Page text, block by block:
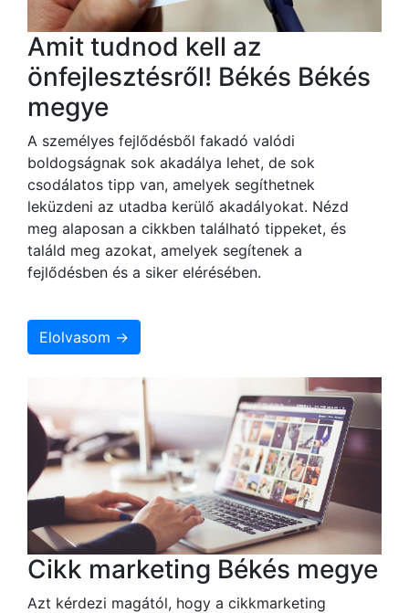
Amit tudnod kell az
önfejlesztésről! Békés Békés
megye
A személyes fejlődésből fakadó valódi
boldogságnak sok akadálya lehet, de sok
csodálatos tipp van, amelyek segíthetnek
leküzdeni az utadba kerülő akadályokat. Nézd
meg alaposan a cikkben található tippeket, és
találd meg azokat, amelyek segítenek a
fejlődésben és a siker elérésében.
Elolvasom →
Cikk marketing Békés megye
Azt kérdezi magától, hogy a cikkmarketing